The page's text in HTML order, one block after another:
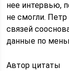
нее интервью,
не смогли.
связей
данные по
Автор цитаты